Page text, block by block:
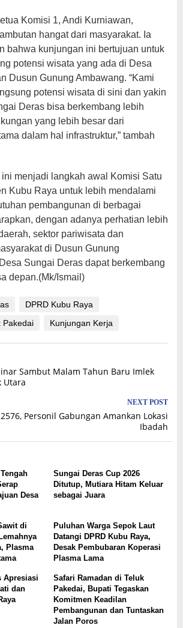
Komisi 1, Andi Kurniawan,
hangat dari masyarakat. Ia
bahwa kunjungan ini bertujuan untuk
potensi wisata yang ada di Desa
Dusun Gunung Ambawang. “Kami
potensi wisata di sini dan yakin
Deras bisa berkembang lebih
yang lebih besar dari
dalam hal infrastruktur,” tambah
menjadi langkah awal Komisi Satu
Kubu Raya untuk lebih mendalami
pembangunan di berbagai
dengan adanya perhatian lebih
sektor pariwisata dan
di Dusun Gunung
Sungai Deras dapat berkembang
depan.(Mk/Ismail)
DPRD Kubu Raya
Pakedai
Kunjungan Kerja
Sambut Malam Tahun Baru Imlek
Utara
NEXT POST
Personil Gabungan Amankan Lokasi
Ibadah
Desa
Sungai Deras Cup 2026
Ditutup, Mutiara Hitam Keluar
sebagai Juara
di
Plasma
Puluhan Warga Sepok Laut
Datangi DPRD Kubu Raya,
Desak Pembubaran Koperasi
Plasma Lama
Apresiasi
dan
Safari Ramadan di Teluk
Pakedai, Bupati Tegaskan
Komitmen Keadilan
Pembangunan dan Tuntaskan
Jalan Poros